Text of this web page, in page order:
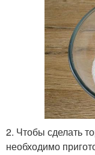
2. Чтобы сделать
необходимо